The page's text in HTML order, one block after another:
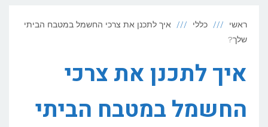
ראשי כללי
איך לתכנן את צרכי החשמל במטבח הביתי
שלך?
איך לתכנן את צרכי
החשמל במטבח הביתי